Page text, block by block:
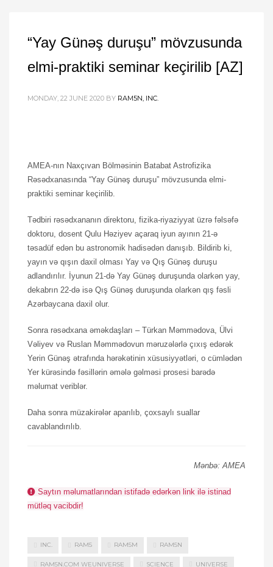
“Yay Günəş duruşu” mövzusunda
elmi-praktiki seminar keçirilib [AZ]
MONDAY, 22 JUNE 2020 BY RAM5N, INC.
AMEA-nın Naxçıvan Bölməsinin Batabat Astrofizika
Rəsədxanasında “Yay Günəş duruşu” mövzusunda elmi-
praktiki seminar keçirilib.
Tədbiri rəsədxananın direktoru, fizika-riyaziyyat üzrə fəlsəfə
doktoru, dosent Qulu Həziyev açaraq iyun ayının 21-ə
təsadüf edən bu astronomik hadisədən danışıb. Bildirib ki,
yayın və qışın daxil olması Yay və Qış Günəş duruşu
adlandırılır. İyunun 21-də Yay Günəş duruşunda olarkən yay,
dekabrın 22-də isə Qış Günəş duruşunda olarkən qış fəsli
Azərbaycana daxil olur.
Sonra rəsədxana əməkdaşları – Türkan Məmmədova, Ülvi
Vəliyev və Ruslan Məmmədovun məruzələrlə çıxış edərək
Yerin Günəş ətrafında hərəkətinin xüsusiyyətləri, o cümlədən
Yer kürəsində fəsillərin əmələ gəlməsi prosesi barədə
məlumat veriblər.
Daha sonra müzakirələr aparılıb, çoxsaylı suallar
cavablandırılıb.
Mənbə: AMEA
Saytın məlumatlarından istifadə edərkən link ilə istinad
mütləq vacibdir!
INC. RAM5 RAM5M RAM5N
RAM5N.COM WEUNIVERSE SCIENCE UNIVERSE